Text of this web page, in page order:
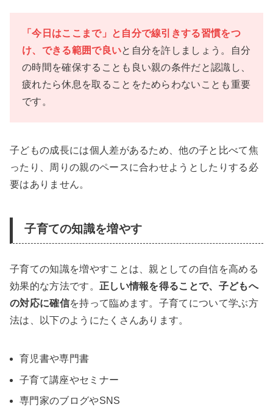
「今日はここまで」と自分で線引きする習慣をつ
け、できる範囲で良いと自分を許しましょう。自分
の時間を確保することも良い親の条件だと認識し、
疲れたら休息を取ることをためらわないことも重要
です。
子どもの成長には個人差があるため、他の子と比べて焦
ったり、周りの親のペースに合わせようとしたりする必
要はありません。
子育ての知識を増やす
子育ての知識を増やすことは、親としての自信を高める
効果的な方法です。 正しい情報を得ることで、子どもへ
の対応に確信を持って臨めます。子育てについて学ぶ方
法は、以下のようにたくさんあります。
育児書や専門書
子育て講座やセミナー
専門家のブログやSNS